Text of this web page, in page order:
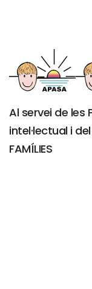
Al servei de les
intel·lectual i
FAMÍLIES